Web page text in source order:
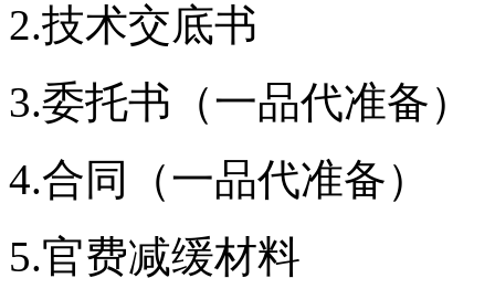
2.技术交底书
3.委托书（一品代准备）
4.合同（一品代准备）
5.官费减缓材料